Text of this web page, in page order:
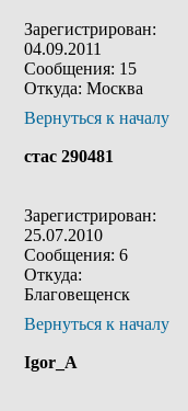
Зарегистрирован:
04.09.2011
Сообщения: 15
Откуда: Москва
Вернуться к началу
стас 290481
Зарегистрирован:
25.07.2010
Сообщения: 6
Откуда:
Благовещенск
Вернуться к началу
Igor_A